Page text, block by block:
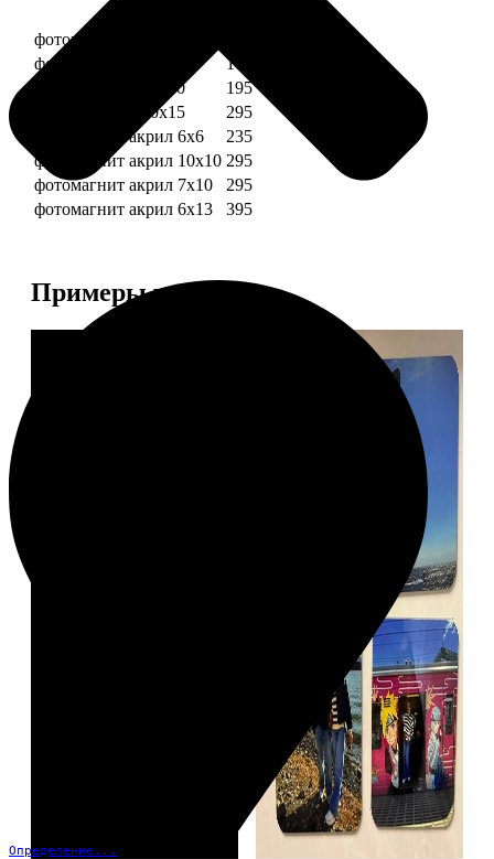
Определение...
Услуга
фотомагниты 6х6
фотомагнит 7х10
175
фотомагниты 10х10
195
фотомагниты 10х15
295
фотомагнит акрил 6х6
235
фотомагнит акрил 10х10 295
фотомагнит акрил 7х10
295
фотомагнит акрил 6х13
395
Примеры работ